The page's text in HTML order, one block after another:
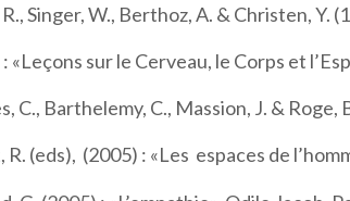
R., Singer, W., Berthoz, A. & Christen,
«Leçons sur le Cerveau, le Corps et
C., Barthelemy, C., Massion, J. &
(eds), (2005) : «Les espaces de